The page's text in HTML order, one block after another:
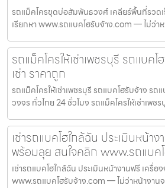
รถแม็คโครขุดบ่อสัมพันธวงศ์ เคลียร์พื้นที่รวด
เรียกหา www.รถแบคโฮรับจ้าง.com — ไม่ว่า
รถแม็คโครให้เช่าเพชรบุรี รถแบคโ
เช่า ราคาถูก
รถแม็คโครให้เช่าเพชรบุรี รถแบคโฮรับจ้าง รถ
วงจร ทั่วไทย 24 ชั่วโมง รถแม็คโครให้เช่าเพช
เช่ารถแบคโฮใกล้ฉัน ประเมินหน้า
พร้อมลุย สนใจคลิก www.รถแบค
เช่ารถแบคโฮใกล้ฉัน ประเมินหน้างานฟรี เครื่
www.รถแบคโฮรับจ้าง.com — ไม่ว่าหน้างาน